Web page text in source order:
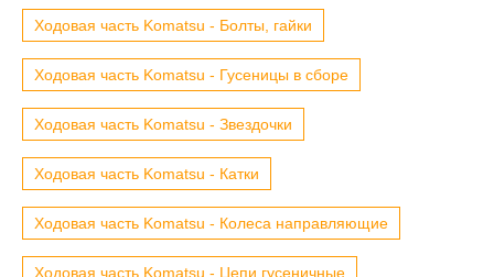
Ходовая часть Komatsu - Болты, гайки
Ходовая часть Komatsu - Гусеницы в сборе
Ходовая часть Komatsu - Звездочки
Ходовая часть Komatsu - Катки
Ходовая часть Komatsu - Колеса направляющие
Ходовая часть Komatsu - Цепи гусеничные